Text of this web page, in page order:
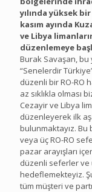
yılında yüksek
kasım ayında
ve Libya
düzenlemeye
Burak Savaşan, bu
“Senelerdir
düzenli bir RO-RO
az sıklıkla olması
Cezayir ve Libya
düzenleyerek ilk
bulunmaktayız. Bu
veya üç RO-RO
pazar arayışları
düzenli seferler ve
hedeflemekteyiz.
tüm müşteri ve